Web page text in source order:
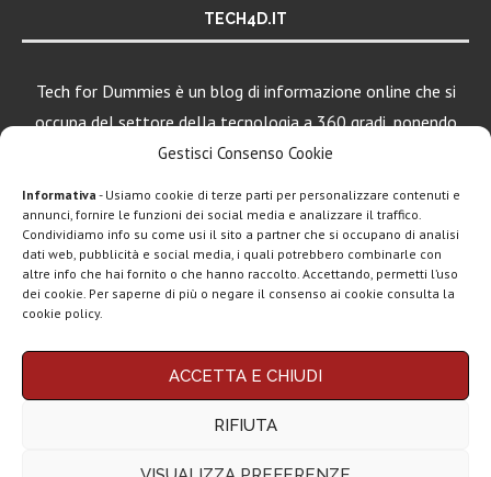
Gestisci Consenso Cookie
Informativa - Usiamo cookie di terze parti per personalizzare contenuti e
annunci, fornire le funzioni dei social media e analizzare il traffico.
Condividiamo info su come usi il sito a partner che si occupano di analisi
dati web, pubblicità e social media, i quali potrebbero combinarle con
altre info che hai fornito o che hanno raccolto. Accettando, permetti l’uso
dei cookie. Per saperne di più o negare il consenso ai cookie consulta la
cookie policy.
ACCETTA E CHIUDI
RIFIUTA
TECH4D.IT
Tech for Dummies è un blog di informazione online che si
occupa del settore della tecnologia a 360 gradi, ponendo
una particolare attenzione al mondo Android, Apple e
Chi siamo Contatti Disclaimer Privacy policy
Tech4D di Michele Ingelido- P. IVA 04124050719
Questo blog non rappresenta una testata giornalistica in quanto viene aggiornato